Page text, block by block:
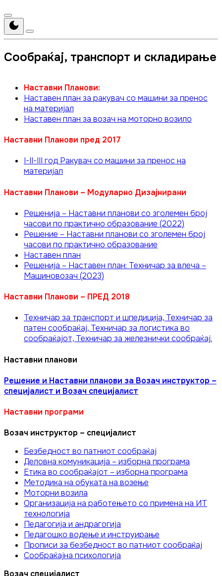
Сообраќај, транспорт и складирање
Наставни Планови:
Наставен план за ракувач со машини за пренос
на материјал
Наставен план за возач на моторно возило
Наставни Планови пред 2017
I-II-III год Ракувач со машини за пренос на
материјал
Наставни Планови – Модуларно Дизајнирани
Решенија – Наставни планови со зголемен број
часови по практично образование (2022)
Решение – Наставни планови со зголемен број
часови по практично образование
Наставен план
Решенија – Наставен план: Техничар за влеча –
Машиновозач (2023)
Наставни Планови – ПРЕД 2018
Техничар за транспорт и шпедиција, Техничар за
патен сообраќај, Техничар за логистика во
сообраќајот, Техничар за железнички сообраќај.
Наставни планови
Решение и Наставни планови за Возач инструктор –
специјалист и Возач специјалист
Наставни програми
Возач инструктор – специјалист
Безбедност во патниот сообраќај
Деловна комуникација – изборна програма
Етика во соoбраќајот – изборна програма
Методика на обуката на возење
Моторни возила
Организација на работењето со примена на ИТ
технологија
Педагогија и андрагогија
Педагошко водење и инструирање
Прописи за безбедност во патниот сообраќај
Сообраќајна психологија